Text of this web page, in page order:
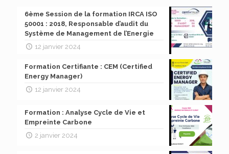
6ème Session de la formation IRCA ISO
50001 : 2018, Responsable d’audit du
Système de Management de l’Energie
12 janvier 2024
Formation Certifiante : CEM (Certified
Energy Manager)
12 janvier 2024
Formation : Analyse Cycle de Vie et
Empreinte Carbone
2 janvier 2024